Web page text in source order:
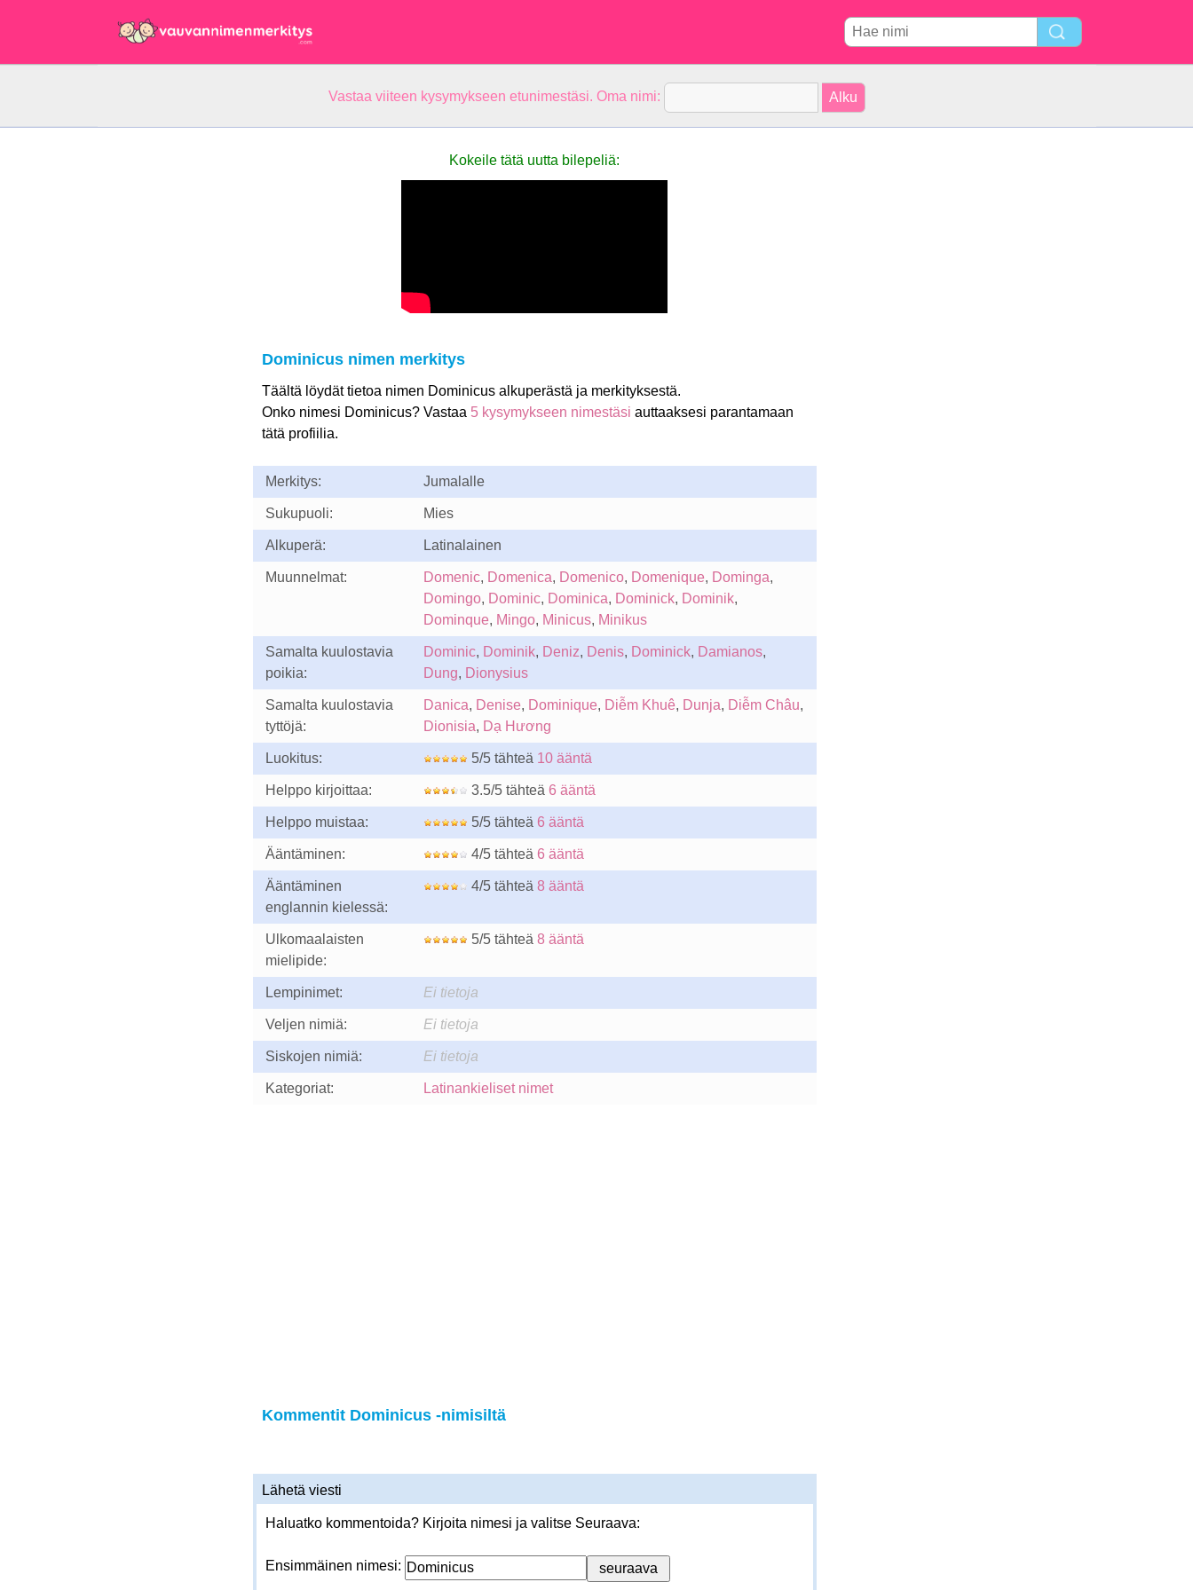
Vastaa viiteen kysymykseen etunimestäsi. Oma nimi:
Kokeile tätä uutta bilepeliä:
Dominicus nimen merkitys
Täältä löydät tietoa nimen Dominicus alkuperästä ja merkityksestä.
Onko nimesi Dominicus? Vastaa 5 kysymykseen nimestäsi auttaaksesi parantamaan
tätä profiilia.
Merkitys: Jumalalle
Sukupuoli: Mies
Alkuperä: Latinalainen
Muunnelmat: Domenic, Domenica, Domenico, Domenique, Dominga,
Domingo, Dominic, Dominica, Dominick, Dominik,
Dominque, Mingo, Minicus, Minikus
Samalta kuulostavia
poikia:
Dominic, Dominik, Deniz, Denis, Dominick, Damianos,
Dung, Dionysius
Samalta kuulostavia
tyttöjä:
Danica, Denise, Dominique, Diễm Khuê, Dunja, Diễm Châu,
Dionisia, Dạ Hương
Luokitus: 5/5 tähteä 10 ääntä
Helppo kirjoittaa: 3.5/5 tähteä 6 ääntä
Helppo muistaa: 5/5 tähteä 6 ääntä
Ääntäminen: 4/5 tähteä 6 ääntä
Ääntäminen
englannin kielessä:
4/5 tähteä 8 ääntä
Ulkomaalaisten
mielipide:
5/5 tähteä 8 ääntä
Lempinimet: Ei tietoja
Veljen nimiä: Ei tietoja
Siskojen nimiä: Ei tietoja
Kategoriat: Latinankieliset nimet
Kommentit Dominicus -nimisiltä
Lähetä viesti
Haluatko kommentoida? Kirjoita nimesi ja valitse Seuraava:
Ensimmäinen nimesi: